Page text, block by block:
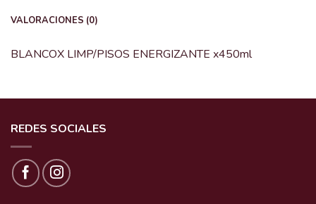
VALORACIONES (0)
BLANCOX LIMP/PISOS ENERGIZANTE x450ml
REDES SOCIALES